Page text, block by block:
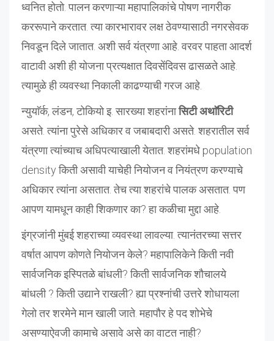
ध्वनित होतो. पालन करणाऱ्या महापालिकांचे पोषण नागरीक
कररूपाने करतात. त्या कारभारावर लक्ष ठेवण्यासाठी नगरसेवक
निवडून दिले जातात. अशी सर्व यंत्रणा आहे. वरवर पाहता आदर्श
वाटावी अशी ही योजना प्रत्यक्षात दिवसेंदिवस ढासळते आहे.
त्यामुळे ही व्यवस्था निकाली काढण्याची गरज आहे.
न्युयाॅर्क, लंडन, टोकियो इ. सारख्या शहरांनासिटी अथाॅरिटी
असते. त्यांना पुरेसे अधिकार व जबाबदारी असते. शहरातील सर्व
यंत्रणा त्यांच्याच अधिपत्याखाली येतात. शहरांमधे population
density किती असावी याचेही नियोजन व नियंत्रण करण्याचे
अधिकार त्यांना असतात. तेच त्या शहरांचे पालक असतात. पण
आपण यामधून काही शिकणार का? हा कळीचा मुद्दा आहे.
इंग्रजांनी मुंबई शहराच्या व्यवस्था लावल्या. त्यानंतरच्या सत्तर
वर्षात आपण कोणते नियोजन केले? महापालिकेने किती नवी
सार्वजनिक इस्पितळे बांधली? किती सार्वजनिक शौचालये
बांधली ? किती उद्याने राखली? ह्या प्रश्नांची उत्तरे शोधायला
गेलो तर शरमेने मान खाली जाते. महापौर हे पद शोभेचे
असण्याऐवजी कामाचे असावे असे का वाटत नाही?